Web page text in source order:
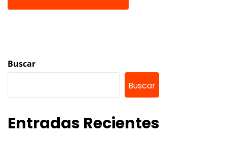
Buscar
Buscar
Entradas Recientes